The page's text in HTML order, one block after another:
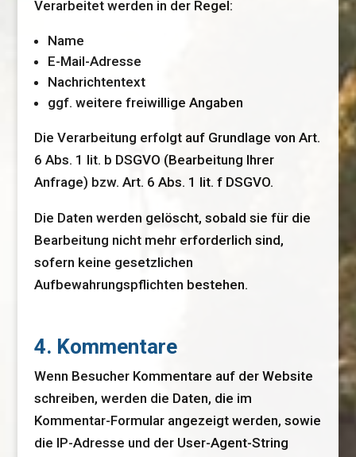
Verarbeitet werden in der Regel:
Name
E-Mail-Adresse
Nachrichtentext
ggf. weitere freiwillige Angaben
Die Verarbeitung erfolgt auf Grundlage von Art.
6 Abs. 1 lit. b DSGVO (Bearbeitung Ihrer
Anfrage) bzw. Art. 6 Abs. 1 lit. f DSGVO.
Die Daten werden gelöscht, sobald sie für die
Bearbeitung nicht mehr erforderlich sind,
sofern keine gesetzlichen
Aufbewahrungspflichten bestehen.
4. Kommentare
Wenn Besucher Kommentare auf der Website
schreiben, werden die Daten, die im
Kommentar-Formular angezeigt werden, sowie
die IP-Adresse und der User-Agent-String